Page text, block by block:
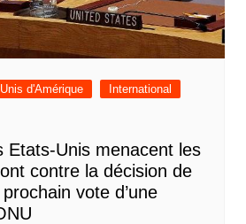
d'Amérique
International
Etats-Unis menacent les
contre la décision de
vote d’une